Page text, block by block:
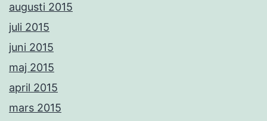
augusti 2015
juli 2015
juni 2015
maj 2015
april 2015
mars 2015